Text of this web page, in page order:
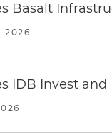
Basalt
2026
IDB Invest